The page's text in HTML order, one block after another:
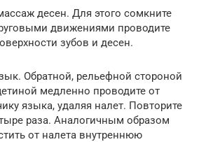
десен. Для этого сомкните
движениями проводите
зубов и десен.
Обратной, рельефной стороной
медленно проводите от
языка, удаляя налет. Повторите
раза. Аналогичным образом
от налета внутреннюю